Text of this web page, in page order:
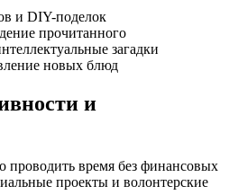
и DIY-поделок
прочитанного
загадки
новых блюд
и
проводить время без финансовых
проекты и волонтерские